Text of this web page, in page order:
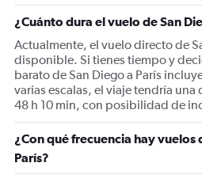
Y
axis
displaying
values.
Range:
0
1500.
¿Cuánto dura el vuelo de San
Actualmente, el vuelo directo de
disponible. Si tienes tiempo y
barato de San Diego a París
varias escalas, el viaje tendría una
48 h 10 min, con posibilidad de
¿Con qué frecuencia hay vuelos
París?